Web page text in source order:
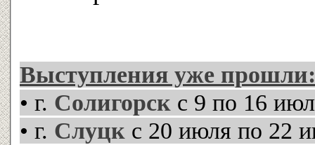
Выступления уже прошли:
• г. Солигорск с 9 по 16
• г. Слуцк с 20 июля по 22